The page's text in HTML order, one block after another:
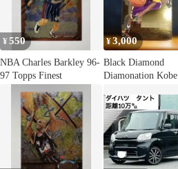
¥550
NBA Charles Barkley 96-
97 Topps Finest
¥3,000
Black Diamond
Diamonation Kobe